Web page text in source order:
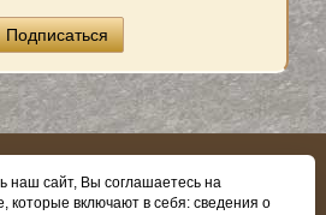
505-03-62
наш сайт, Вы соглашаетесь на
которые включают в себя: сведения о